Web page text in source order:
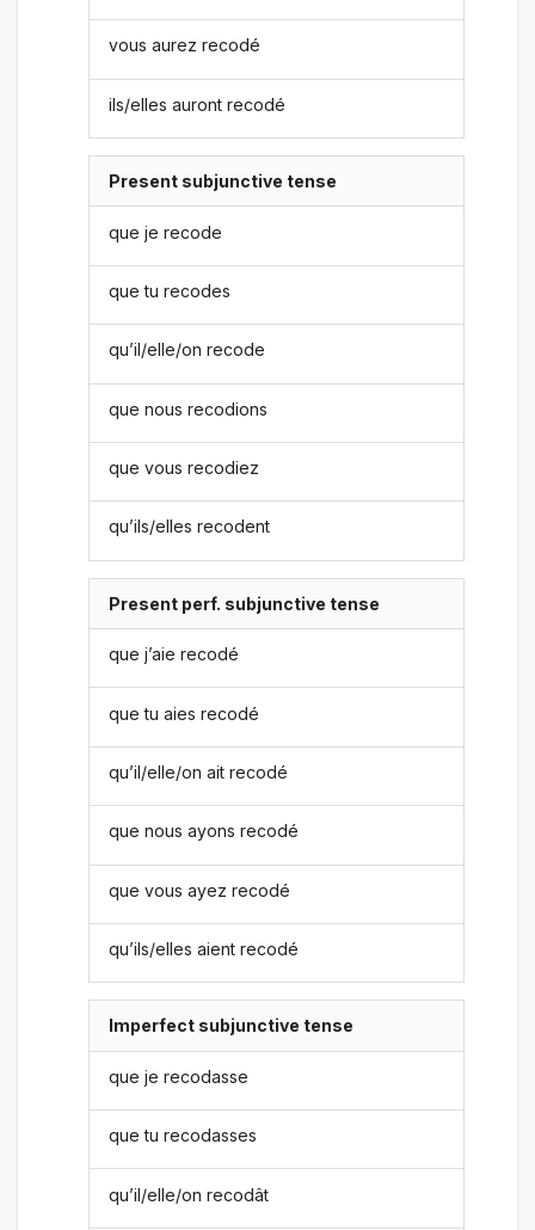
vous aurez recodé
ils/elles auront recodé
Present subjunctive tense
que je recode
que tu recodes
qu’il/elle/on recode
que nous recodions
que vous recodiez
qu’ils/elles recodent
Present perf. subjunctive tense
que j’aie recodé
que tu aies recodé
qu’il/elle/on ait recodé
que nous ayons recodé
que vous ayez recodé
qu’ils/elles aient recodé
Imperfect subjunctive tense
que je recodasse
que tu recodasses
qu’il/elle/on recodât